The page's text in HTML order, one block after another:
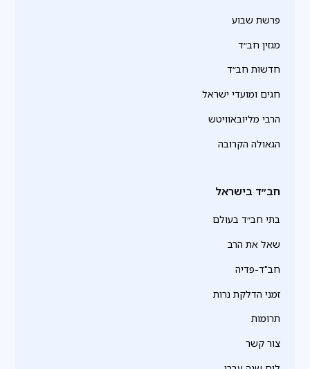
פרשת שבוע
מגזין חב״ד
חדשות חב״ד
חגים ומועדי ישראל
הרבי מליובאוויטש
הגאולה הקרובה
חב״ד בישראל
בתי חב״ד בעולם
שאל את הרב
חב"ד-פדיה
זמני הדלקת נרות
תרומות
צור קשר